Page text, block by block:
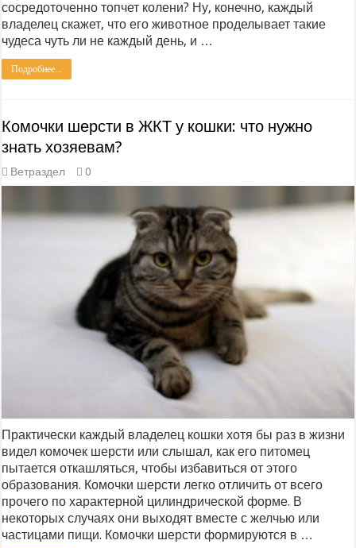
сосредоточенно топчет колени? Ну, конечно, каждый
владелец скажет, что его животное проделывает такие
чудеса чуть ли не каждый день, и …
Подробнее...
Комочки шерсти в ЖКТ у кошки: что нужно
знать хозяевам?
Ветраздел 0
Практически каждый владелец кошки хотя бы раз в жизни
видел комочек шерсти или слышал, как его питомец
пытается откашляться, чтобы избавиться от этого
образования. Комочки шерсти легко отличить от всего
прочего по характерной цилиндрической форме. В
некоторых случаях они выходят вместе с желчью или
частицами пищи. Комочки шерсти формируются в …